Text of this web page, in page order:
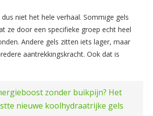
niet het hele verhaal. Sommige gels
ze door een specifieke groep echt heel
Andere gels zitten iets lager, maar
aantrekkingskracht. Ook dat is
zonder buikpijn? Het
nieuwe koolhydraatrijke gels